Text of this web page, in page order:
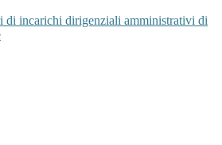
di incarichi dirigenziali amministrativi di